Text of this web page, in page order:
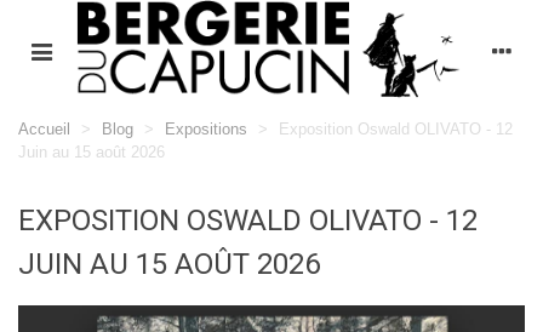
Accueil > Blog > Expositions >
Exposition Oswald OLIVATO - 12
Juin au 15 août 2026
EXPOSITION OSWALD OLIVATO - 12
JUIN AU 15 AOÛT 2026